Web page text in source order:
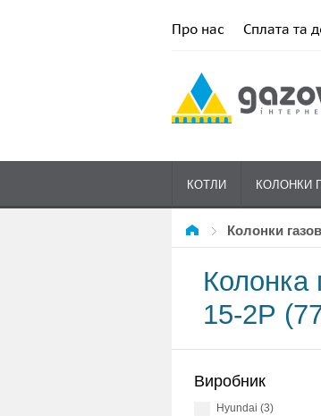
Про нас Сплата та
КОТЛИ КОЛОНКИ
Колонки
Колонка
15-2Р
Виробник
Hyundai (3)